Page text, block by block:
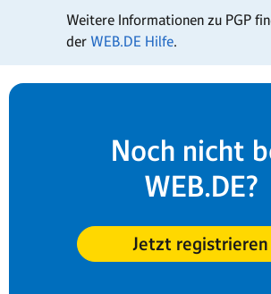
Weitere Informationen zu PGP
der WEB.DE Hilfe.
Noch nicht
WEB.DE?
Jetzt registrieren